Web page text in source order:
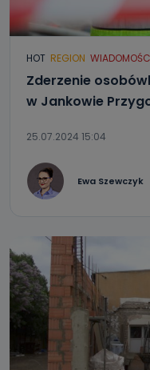
HOT REGION
Zderzenie
w Jankowie
25.07.2024 15:04
Ewa Szewczyk